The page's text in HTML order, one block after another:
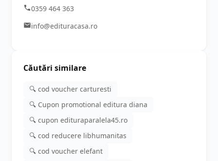
0359 464 363
info@edituracasa.ro
Căutări similare
🔍 cod voucher carturesti
🔍 Cupon promotional editura diana
🔍 cupon edituraparalela45.ro
🔍 cod reducere libhumanitas
🔍 cod voucher elefant